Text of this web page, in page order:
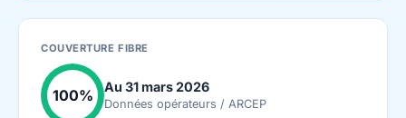
COUVERTURE FIBRE
100% Au 31 mars 2026
Données opérateurs / ARCEP